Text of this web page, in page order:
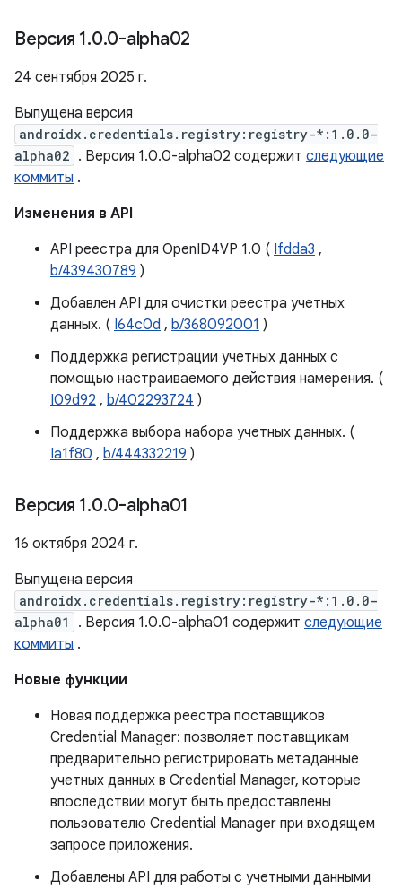
Версия 1.0.0-alpha02
24 сентября 2025 г.
Выпущена версия
androidx.credentials.registry:registry-*:1.0.0-
alpha02 . Версия 1.0.0-alpha02 содержит следующие
коммиты .
Изменения в API
API реестра для OpenID4VP 1.0 ( Ifdda3 ,
b/439430789 )
Добавлен API для очистки реестра учетных
данных. ( I64c0d , b/368092001 )
Поддержка регистрации учетных данных с
помощью настраиваемого действия намерения. (
I09d92 , b/402293724 )
Поддержка выбора набора учетных данных. (
Ia1f80 , b/444332219 )
Версия 1.0.0-alpha01
16 октября 2024 г.
Выпущена версия
androidx.credentials.registry:registry-*:1.0.0-
alpha01
. Версия 1.0.0-alpha01 содержит следующие
коммиты .
Новые функции
Новая поддержка реестра поставщиков
Credential Manager: позволяет поставщикам
предварительно регистрировать метаданные
учетных данных в Credential Manager, которые
впоследствии могут быть предоставлены
пользователю Credential Manager при входящем
запросе приложения.
Добавлены API для работы с учетными данными